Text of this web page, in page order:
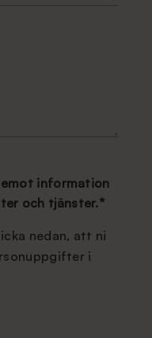
information
och tjänster.*
nedan, att ni
i